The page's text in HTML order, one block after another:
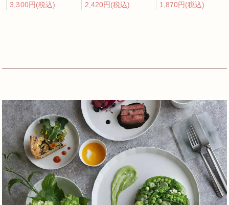
3,300円(税込)
2,420円(税込)
1,870円(税込)